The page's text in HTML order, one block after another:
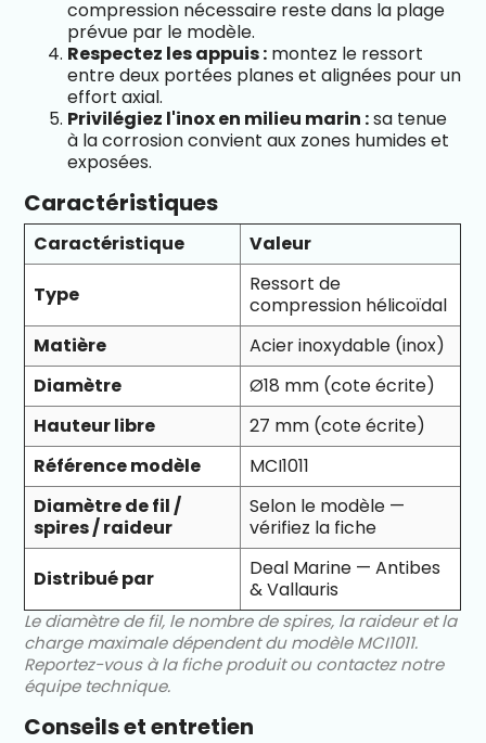
compression nécessaire reste dans la plage
prévue par le modèle.
Respectez les appuis : montez le ressort
entre deux portées planes et alignées pour un
effort axial.
Privilégiez l'inox en milieu marin :sa tenue
à la corrosion convient aux zones humides et
exposées.
Caractéristiques
Caractéristique Valeur
Type
Ressort de
compression hélicoïdal
Matière
Acier inoxydable (inox)
Diamètre
Ø18 mm (cote écrite)
Hauteur libre
27 mm (cote écrite)
Référence modèle
MCI1011
Diamètre de fil /
spires / raideur
Selon le modèle —
vérifiez la fiche
Distribué par
Deal Marine — Antibes
& Vallauris
Le diamètre de fil, le nombre de spires, la raideur et la
charge maximale dépendent du modèle MCI1011.
Reportez-vous à la fiche produit ou contactez notre
équipe technique.
Conseils et entretien